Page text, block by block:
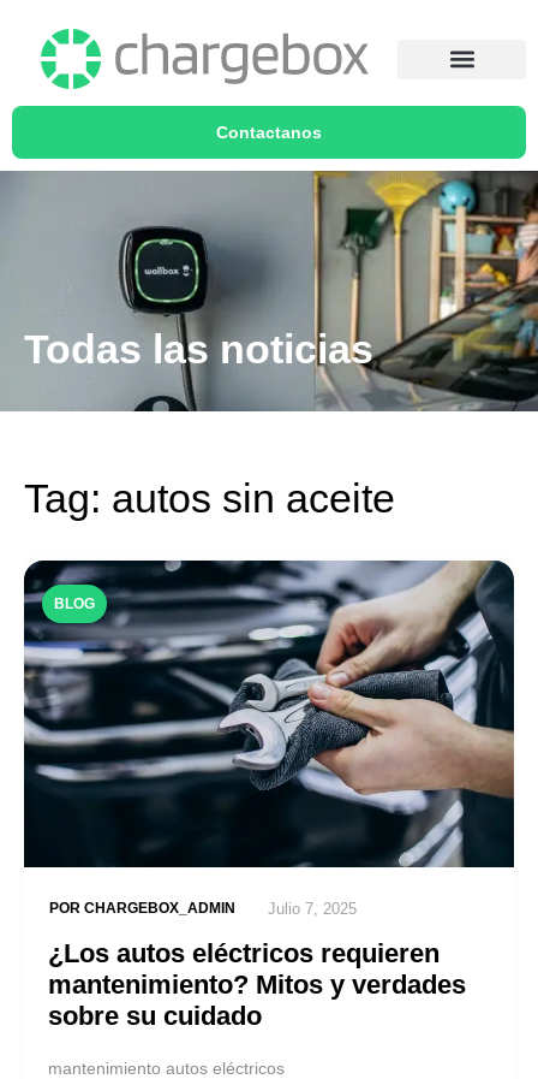
Contactanos
Todas las noticias
Tag: autos sin aceite
BLOG
POR CHARGEBOX_ADMIN Julio 7, 2025
¿Los autos eléctricos requieren
mantenimiento? Mitos y verdades
sobre su cuidado
mantenimiento autos eléctricos